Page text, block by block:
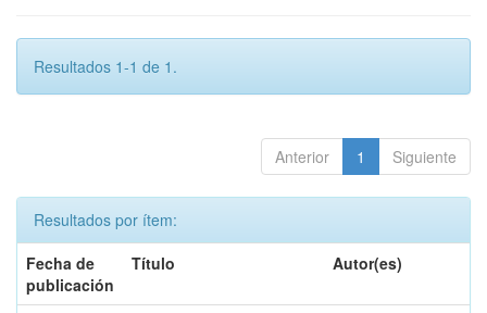
Resultados 1-1 de 1.
Anterior 1 Siguiente
Resultados por ítem:
Fecha de
publicación
Título Autor(es)